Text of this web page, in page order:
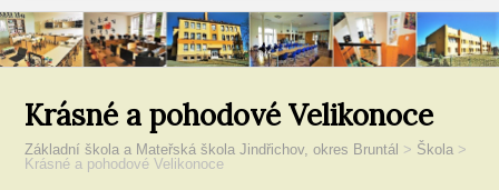
Krásné a pohodové Velikonoce
Základní škola a Mateřská škola Jindřichov, okres Bruntál > Škola >
Krásné a pohodové Velikonoce